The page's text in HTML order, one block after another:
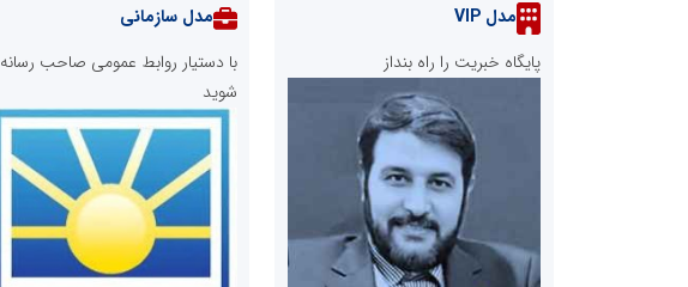
مدل VIP
پایگاه خبریت را راه بنداز
مدل سازمانی
با دستیار روابط عمومی صاحب رسانه
شوید